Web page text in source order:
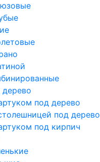
дерево
под дерево
под дерево
под кирпич